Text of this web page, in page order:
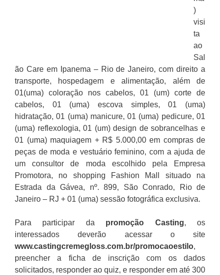
)
visi
ta
ao
Sal
ão Care em Ipanema – Rio de Janeiro, com direito a
transporte, hospedagem e alimentação, além de
01(uma) coloração nos cabelos, 01 (um) corte de
cabelos, 01 (uma) escova simples, 01 (uma)
hidratação, 01 (uma) manicure, 01 (uma) pedicure, 01
(uma) reflexologia, 01 (um) design de sobrancelhas e
01 (uma) maquiagem + R$ 5.000,00 em compras de
peças de moda e vestuário feminino, com a ajuda de
um consultor de moda escolhido pela Empresa
Promotora, no shopping Fashion Mall situado na
Estrada da Gávea, nº. 899, São Conrado, Rio de
Janeiro – RJ + 01 (uma) sessão fotográfica exclusiva.
Para participar da promoção Casting, os
interessados deverão acessar o site
www.castingcremegloss.com.br/promocaoestilo,
preencher a ficha de inscrição com os dados
solicitados, responder ao quiz, e responder em até 300